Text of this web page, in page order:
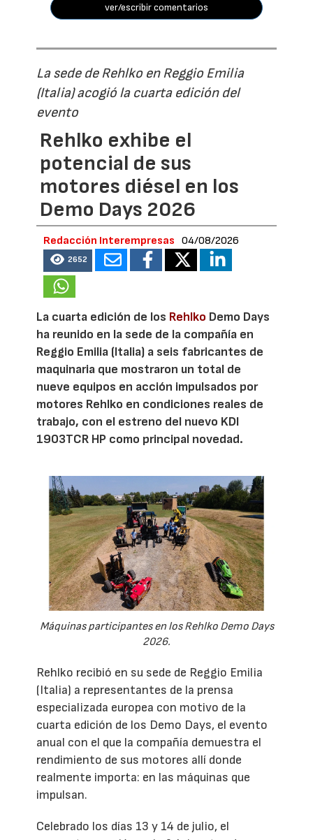
ver/escribir comentarios
La sede de Rehlko en Reggio Emilia
(Italia) acogió la cuarta edición del
evento
Rehlko exhibe el
potencial de sus
motores diésel en los
Demo Days 2026
Redacción Interempresas 04/08/2026
2652
La cuarta edición de los Rehlko Demo Days
ha reunido en la sede de la compañía en
Reggio Emilia (Italia) a seis fabricantes de
maquinaria que mostraron un total de
nueve equipos en acción impulsados por
motores Rehlko en condiciones reales de
trabajo, con el estreno del nuevo KDI
1903TCR HP como principal novedad.
Máquinas participantes en los Rehlko Demo Days
2026.
Rehlko recibió en su sede de Reggio Emilia
(Italia) a representantes de la prensa
especializada europea con motivo de la
cuarta edición de los Demo Days, el evento
anual con el que la compañía demuestra el
rendimiento de sus motores allí donde
realmente importa: en las máquinas que
impulsan.
Celebrado los días 13 y 14 de julio, el